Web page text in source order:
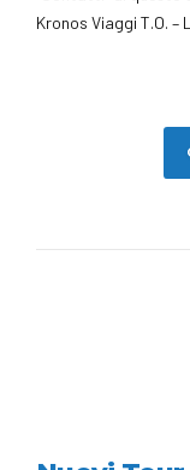
Kronos Viaggi T.O. –